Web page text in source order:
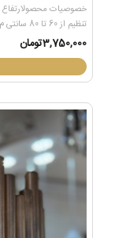
خصوصیات محصولارتفاع
تنظیم از 60 تا 80 سانتی م..
3,750,000تومان